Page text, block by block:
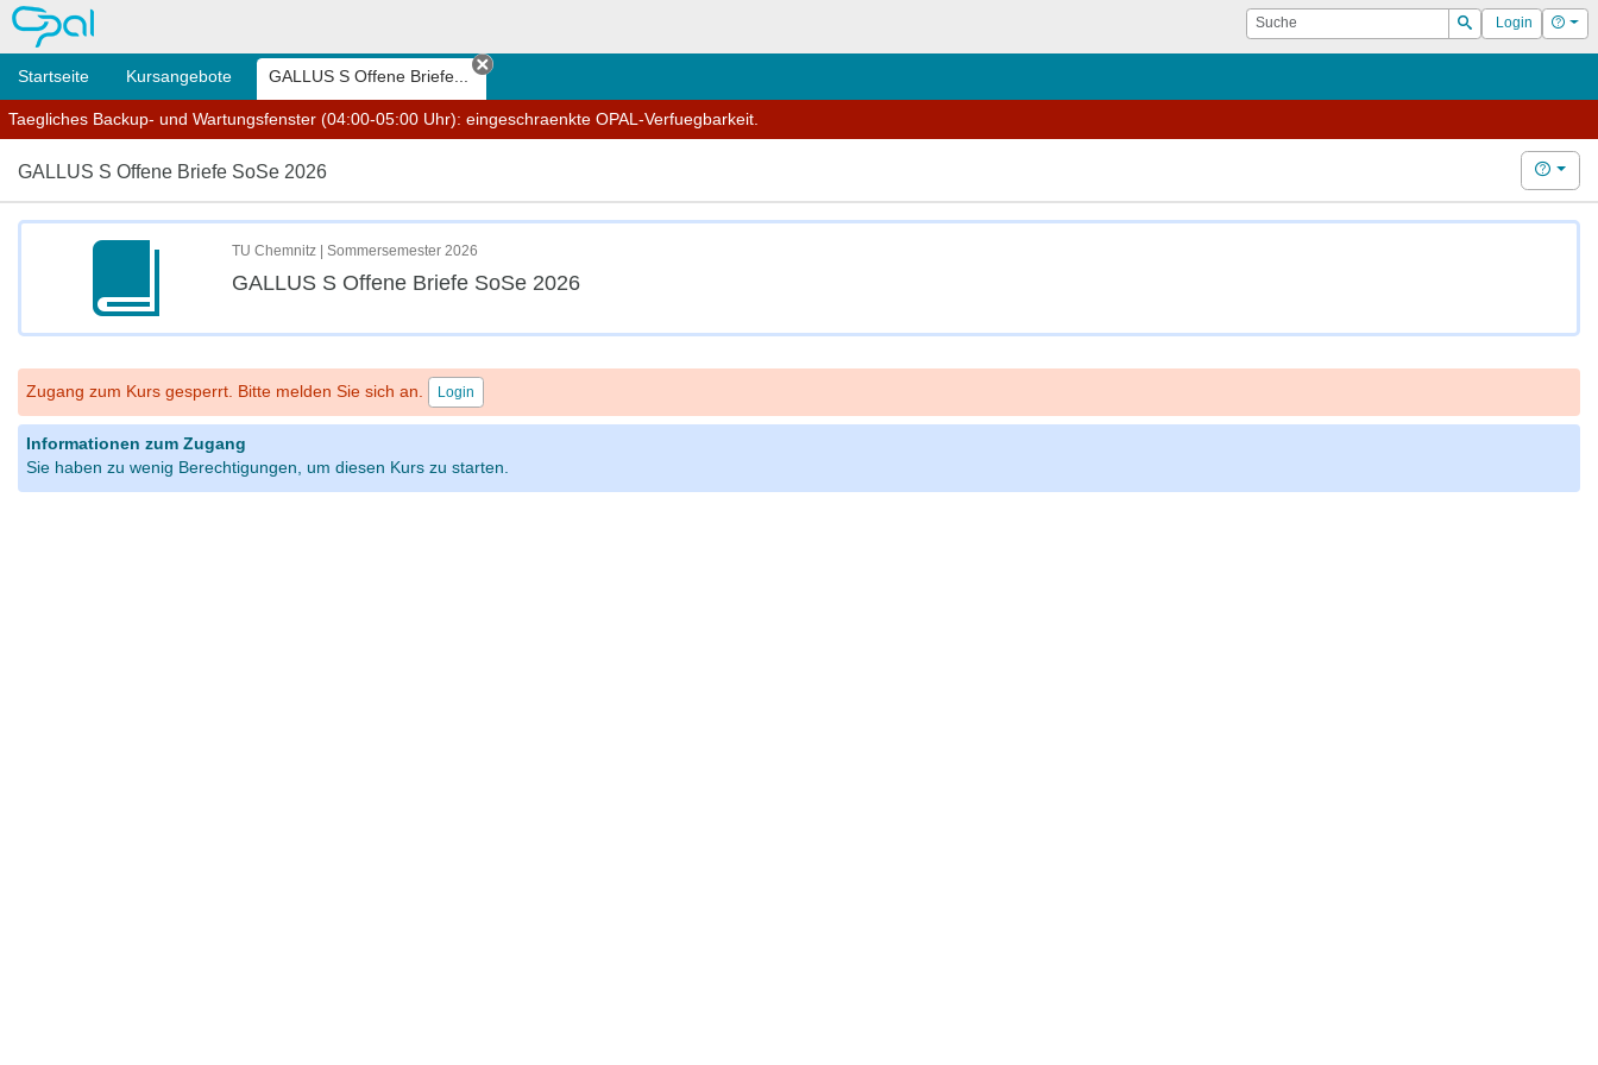
OPAL Suche
Suchen
Login Hilfe
Startseite Kursangebote GALLUS S Offene Briefe...
Tab schließen
Taegliches Backup- und Wartungsfenster (04:00-05:00 Uhr): eingeschraenkte OPAL-Verfuegbarkeit.
GALLUS S Offene Briefe SoSe 2026 Hilfe
TU Chemnitz | Sommersemester 2026
GALLUS S Offene Briefe SoSe 2026
Zugang zum Kurs gesperrt. Bitte melden Sie sich an. Login
Informationen zum Zugang
Sie haben zu wenig Berechtigungen, um diesen Kurs zu starten.